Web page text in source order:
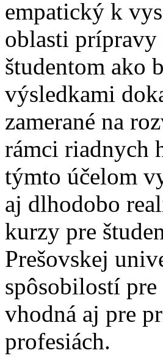
empatický k
oblasti prípravy
študentom ako
výsledkami
zamerané na
rámci riadnych
týmto účelom
aj dlhodobo
kurzy pre
Prešovskej
spôsobilostí
vhodná aj pre
profesiách.